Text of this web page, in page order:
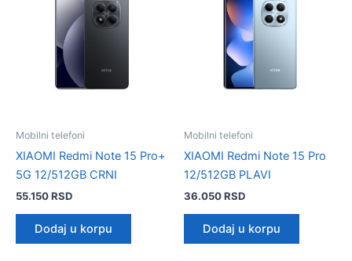
Mobilni telefoni
XIAOMI Redmi Note 15 Pro+
5G 12/512GB CRNI
55.150RSD
Dodaj u korpu
Mobilni telefoni
XIAOMI Redmi Note 15 Pro
12/512GB PLAVI
36.050RSD
Dodaj u korpu